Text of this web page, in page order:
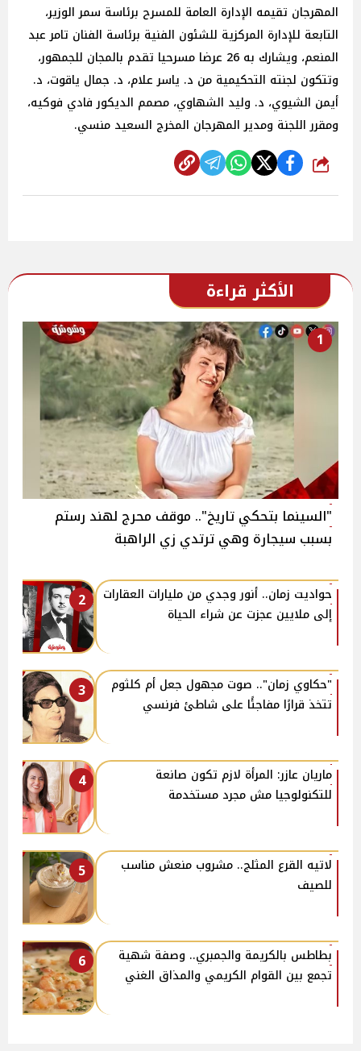
المهرجان تقيمه الإدارة العامة للمسرح برئاسة سمر الوزير،
التابعة للإدارة المركزية للشئون الفنية برئاسة الفنان تامر عبد
المنعم، ويشارك به 26 عرضا مسرحيا تقدم بالمجان للجمهور،
وتتكون لجنته التحكيمية من د. ياسر علام، د. جمال ياقوت، د.
أيمن الشيوي، د. وليد الشهاوي، مصمم الديكور فادي فوكيه،
ومقرر اللجنة ومدير المهرجان المخرج السعيد منسي.
شارك
الأكثر قراءة
1
"السينما بتحكي تاريخ".. موقف محرج لهند رستم
بسبب سيجارة وهي ترتدي زي الراهبة
2
حواديت زمان.. أنور وجدي من مليارات العقارات
إلى ملايين عجزت عن شراء الحياة
3
"حكاوي زمان".. صوت مجهول جعل أم كلثوم
تتخذ قرارًا مفاجئًا على شاطئ فرنسي
4
ماريان عازر: المرأة لازم تكون صانعة
للتكنولوجيا مش مجرد مستخدمة
5
لاتيه القرع المثلج.. مشروب منعش مناسب
للصيف
6
بطاطس بالكريمة والجمبري.. وصفة شهية
تجمع بين القوام الكريمي والمذاق الغني